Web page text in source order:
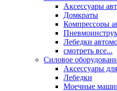
Аксессуары
Домкраты
Компрессоры
Лебедки
смотреть все...
Силовое
Аксессуары
Лебедки
Моечные